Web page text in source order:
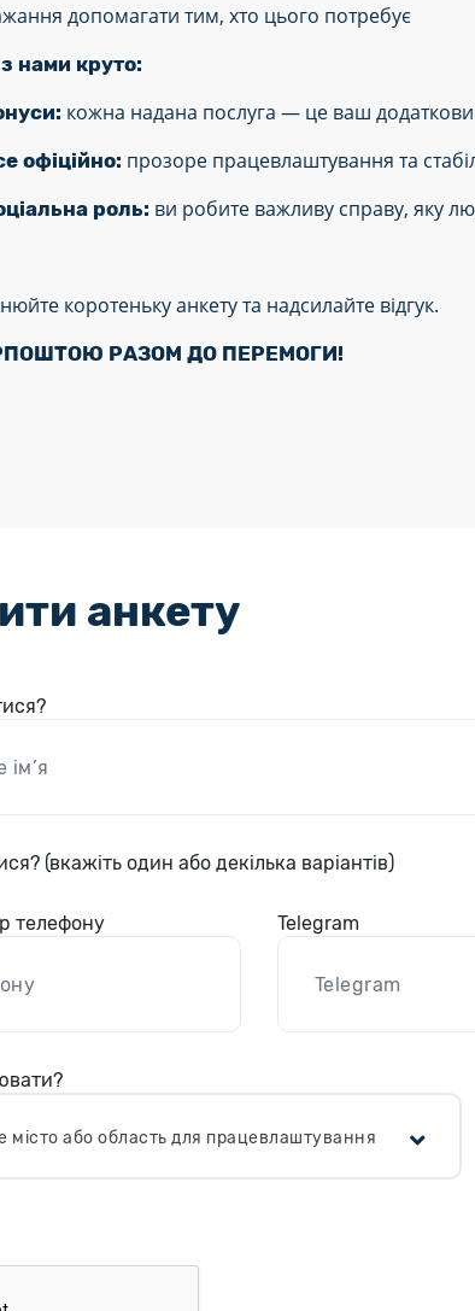
допомагати тим, хто цього потребує
нами круто:
кожна надана послуга — це ваш
офіційно: прозоре працевлаштування та
роль: ви робите важливу справу, яку
коротеньку анкету та надсилайте відгук.
РАЗОМ ДО ПЕРЕМОГИ!
анкету
(вкажіть один або декілька варіантів)
телефону Telegram
місто або область для працевлаштування